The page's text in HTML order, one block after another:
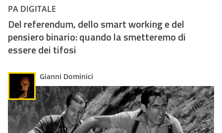
PA DIGITALE
Del referendum, dello smart working e del
pensiero binario: quando la smetteremo di
essere dei tifosi
Gianni Dominici